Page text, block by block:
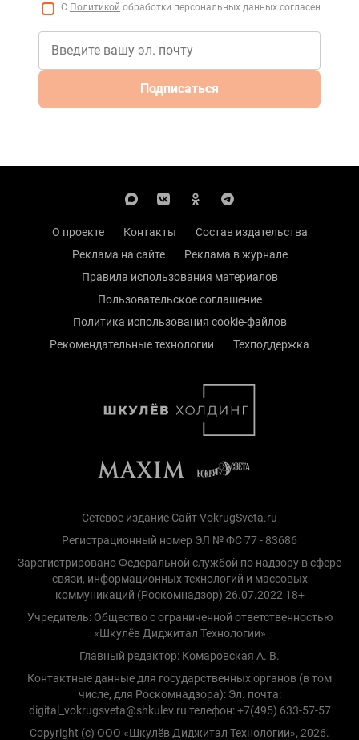
С Политикой обработки персональных данных согласен
Подписаться
О проекте Контакты
Состав издательства
Реклама на сайте
Реклама в журнале
Правила использования материалов
Пользовательское соглашение
Политика использования cookie-файлов
Рекомендательные технологии
Техподдержка
Сетевое издание Сайт VokrugSveta.ru
Регистрационный номер ЭЛ № ФС 77 - 83686
Зарегистрировано Федеральной службой по надзору в сфере
связи, информационных технологий и массовых
коммуникаций (Роскомнадзор) 26.07.2022 18+
Учредитель: Общество с ограниченной ответственностью
«Шкулёв Диджитал Технологии»
Главный редактор: Комаровская А. В.
Контактные данные для государственных органов (в том
числе, для Роскомнадзора): Эл. почта:
digital_vokrugsveta@shkulev.ru телефон: +7(495) 633-57-57
Copyright (с) ООО «Шкулёв Диджитал Технологии», 2026.